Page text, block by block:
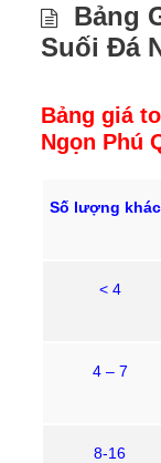
Bảng
Suối Đá
Bảng giá
Ngọn Phú
Số lượng
< 4
4 – 7
8-16